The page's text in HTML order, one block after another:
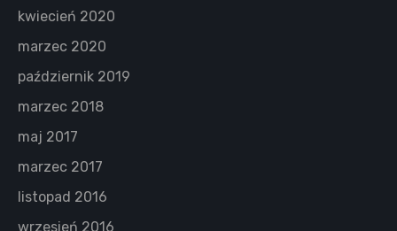
kwiecień 2020
marzec 2020
październik 2019
marzec 2018
maj 2017
marzec 2017
listopad 2016
wrzesień 2016